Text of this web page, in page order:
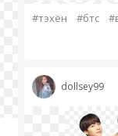
#тэхён #бтс
dollsey99